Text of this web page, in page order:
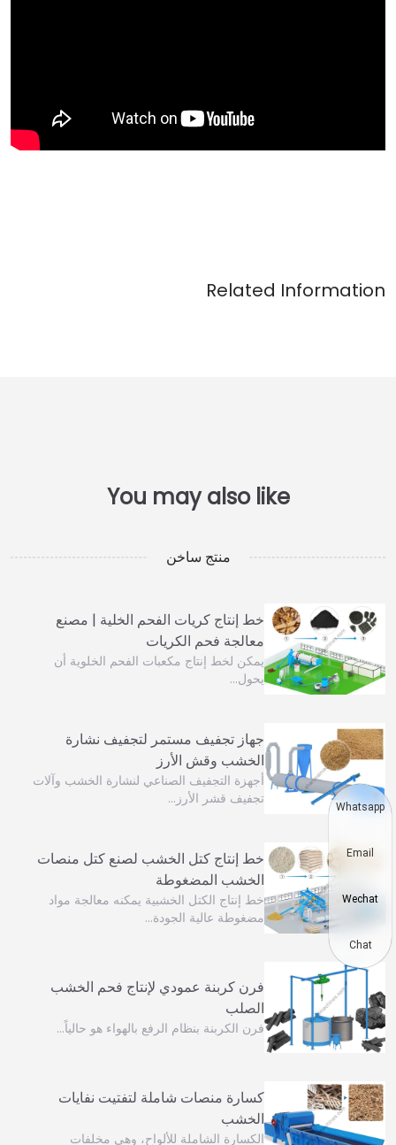
منتج ساخن
خط إنتاج كريات الفحم الخلية | مصنع
معالجة فحم الكريات
يمكن لخط إنتاج مكعبات الفحم الخلوية أن
يحول…
جهاز تجفيف مستمر لتجفيف نشارة
الخشب وقش الأرز
أجهزة التجفيف الصناعي لنشارة الخشب وآلات
تجفيف قشر الأرز…
خط إنتاج كتل الخشب لصنع كتل منصات
الخشب المضغوطة
خط إنتاج الكتل الخشبية يمكنه معالجة مواد
مضغوطة عالية الجودة…
فرن كربنة عمودي لإنتاج فحم الخشب
الصلب
فرن الكربنة بنظام الرفع بالهواء هو حالياً…
كسارة منصات شاملة لتفتيت نفايات
الخشب
الكسارة الشاملة للألواح، وهي مخلفات
Whatsapp
Email
Wechat
Chat